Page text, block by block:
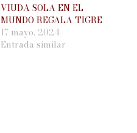
VIUDA SOLA EN EL
MUNDO REGALA TIGRE
17 mayo, 2024
Entrada similar